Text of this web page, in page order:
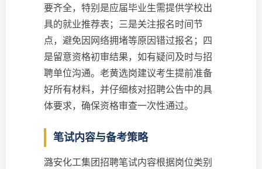
要齐全，特别是应届毕业生需提供学校出
具的就业推荐表；三是关注报名时间节
点，避免因网络拥堵等原因错过报名；四
是留意资格初审结果，如有疑问及时与招
聘单位沟通。老黄选岗建议考生提前准备
好所有材料，并仔细核对招聘公告中的具
体要求，确保资格审查一次性通过。
笔试内容与备考策略
潞安化工集团招聘笔试内容根据岗位类别